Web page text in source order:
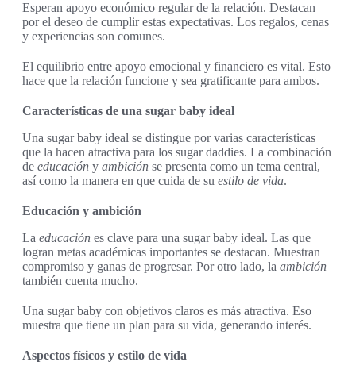
Esperan apoyo económico regular de la relación. Destacan
por el deseo de cumplir estas expectativas. Los regalos, cenas
y experiencias son comunes.
El equilibrio entre apoyo emocional y financiero es vital. Esto
hace que la relación funcione y sea gratificante para ambos.
Características de una sugar baby ideal
Una sugar baby ideal se distingue por varias características
que la hacen atractiva para los sugar daddies. La combinación
de educación y ambición se presenta como un tema central,
así como la manera en que cuida de su estilo de vida.
Educación y ambición
La educación es clave para una sugar baby ideal. Las que
logran metas académicas importantes se destacan. Muestran
compromiso y ganas de progresar. Por otro lado, la ambición
también cuenta mucho.
Una sugar baby con objetivos claros es más atractiva. Eso
muestra que tiene un plan para su vida, generando interés.
Aspectos físicos y estilo de vida